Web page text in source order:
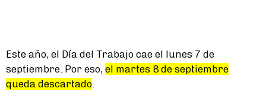
Este año, el Día del Trabajo cae el lunes 7 de
septiembre. Por eso, el martes 8 de septiembre
queda descartado